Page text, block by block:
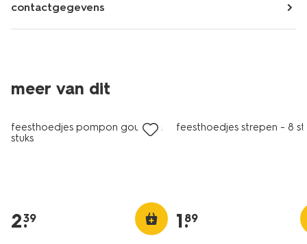
contactgegevens
meer van dit
feesthoedjes pompon goud - 4
stuks
2.
39
feesthoedjes strepen - 8
1.
89